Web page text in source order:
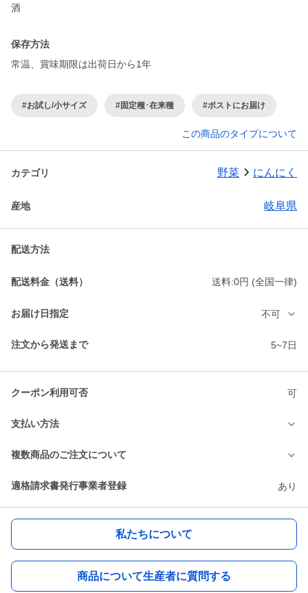
酒
保存方法
常温、賞味期限は出荷日から1年
#お試し/小サイズ #固定種･在来種 #ポストにお届け
この商品のタイプについて
カテゴリ 野菜 にんにく
産地 岐阜県
配送方法
配送料金（送料） 送料:0円 (全国一律)
お届け日指定 不可
注文から発送まで 5~7日
クーポン利用可否 可
支払い方法
複数商品のご注文について
適格請求書発行事業者登録 あり
私たちについて
商品について生産者に質問する